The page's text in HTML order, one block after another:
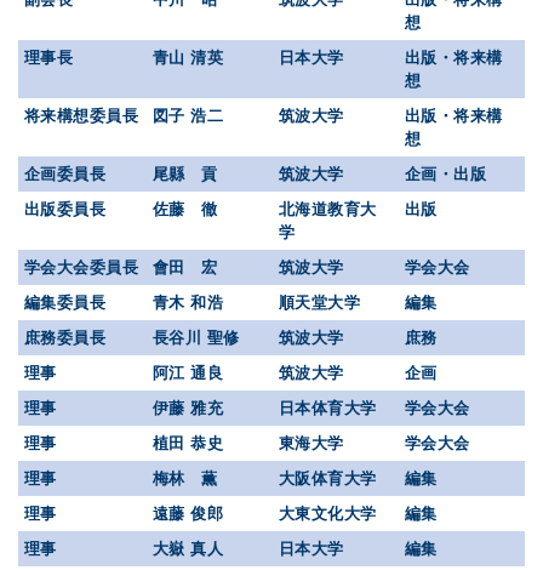
想
理事長
青山 清英 日本大学
出版・将来構
想
将来構想委員長
図子 浩二 筑波大学
出版・将来構
想
企画委員長
尾縣 貢 筑波大学
企画・出版
出版委員長
佐藤 徹
北海道教育大
学
出版
学会大会委員長 會田 宏 筑波大学
学会大会
編集委員長
青木 和浩 順天堂大学
編集
庶務委員長
長谷川 聖修 筑波大学
庶務
理事
阿江 通良 筑波大学
企画
理事
伊藤 雅充 日本体育大学
学会大会
理事
植田 恭史 東海大学
学会大会
理事
梅林 薫 大阪体育大学
編集
理事
遠藤 俊郎 大東文化大学
編集
理事
大嶽 真人 日本大学
編集